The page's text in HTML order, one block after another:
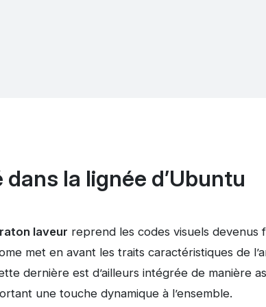
la lignée d’Ubuntu
raton laveur reprend les codes visuels devenus
met en avant les traits caractéristiques de
dernière est d’ailleurs intégrée de manière
une touche dynamique à l’ensemble.